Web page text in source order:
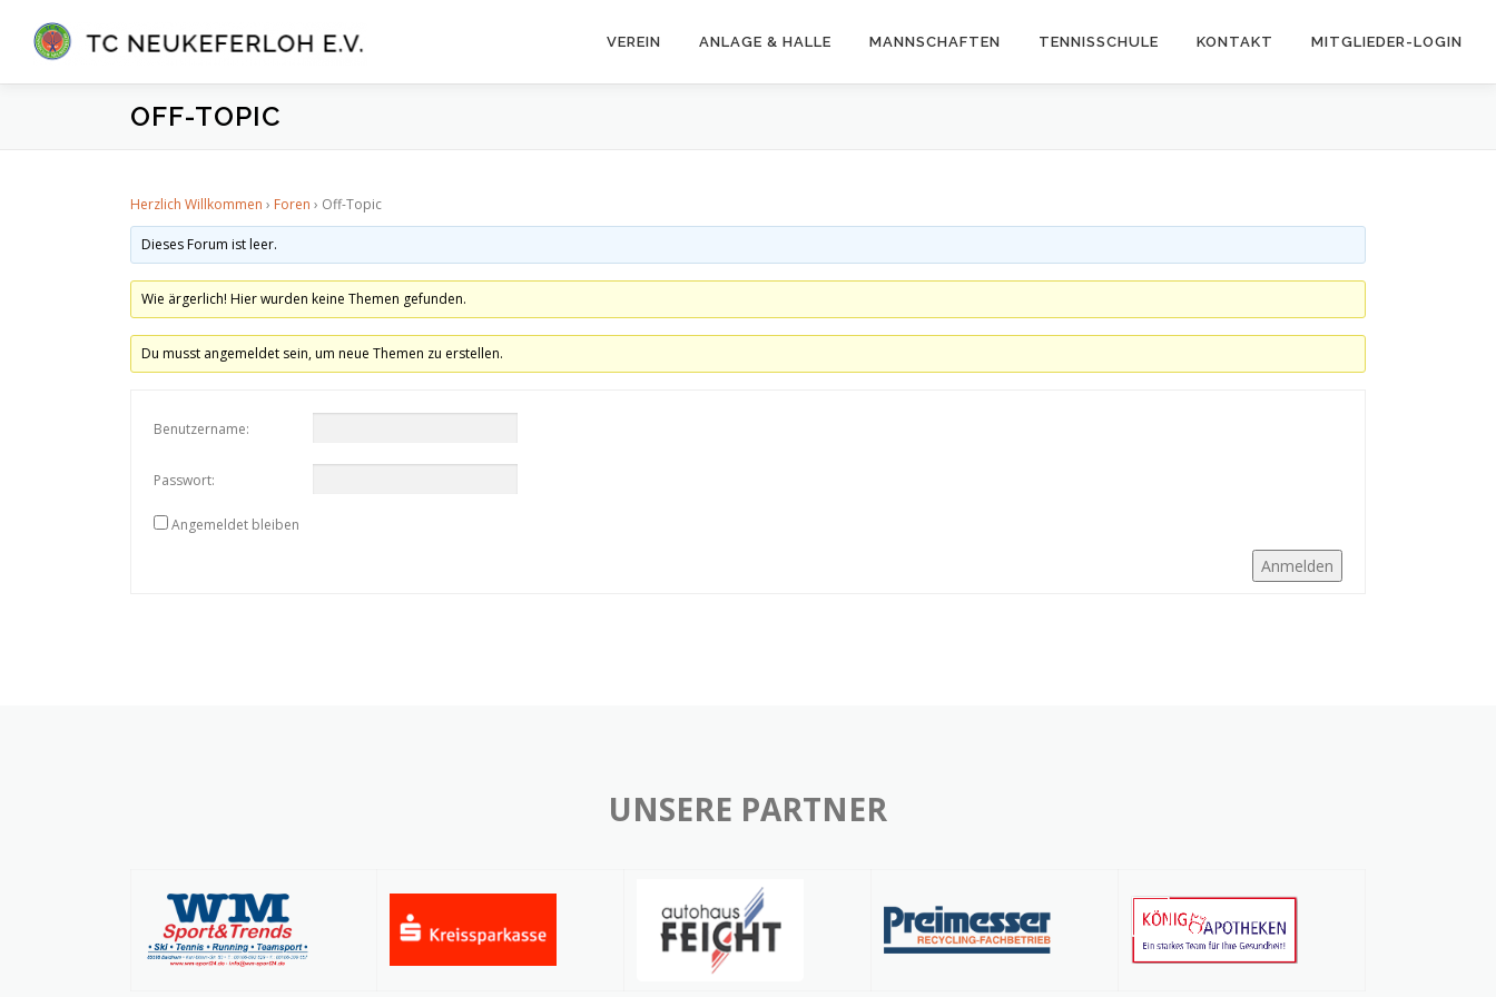
Inhalt
springen
VEREIN ANLAGE & HALLE MANNSCHAFTEN TENNISSCHULE KONTAKT MITGLIEDER-LOGIN
OFF-TOPIC
Herzlich Willkommen › Foren › Off-Topic
Dieses Forum ist leer.
Wie ärgerlich! Hier wurden keine Themen gefunden.
Du musst angemeldet sein, um neue Themen zu erstellen.
Benutzername:
Passwort:
Angemeldet bleiben
Anmelden
UNSERE PARTNER